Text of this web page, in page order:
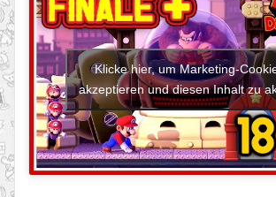
Klicke hier, um Marketing-
akzeptieren und diesen Inhalt zu